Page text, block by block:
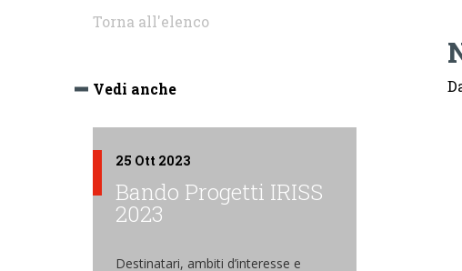
Torna all'elenco
Vedi anche
25 Ott 2023
Bando Progetti IRISS
2023
Destinatari, ambiti d’interesse e